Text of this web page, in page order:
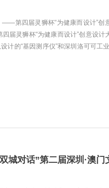
——第四届灵狮杯“为健康而设计”创
届灵狮杯“为健康而设计”创意设计
计的“基因测序仪”和深圳洛可可工